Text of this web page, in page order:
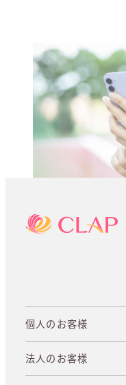
個人のお客様
法人のお客様